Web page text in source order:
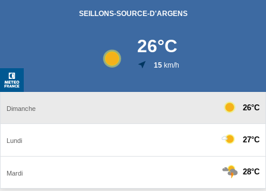
SEILLONS-SOURCE-D'ARGENS
26°C
15km/h
Dimanche 26°C
Lundi 27°C
Mardi 28°C